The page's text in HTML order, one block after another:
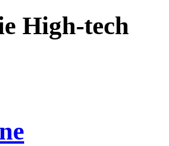
High-tech